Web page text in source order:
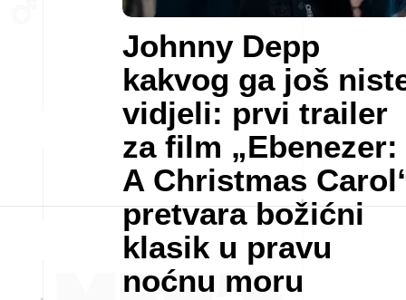
Johnny Depp
kakvog ga još
vidjeli: prvi trailer
za film „Ebenezer:
A Christmas
pretvara božićni
klasik u pravu
noćnu moru